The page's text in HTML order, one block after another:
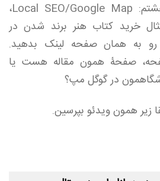
: در بخش هشتم: Local SEO/Google Map،
خرید کتاب هنر برند شدن در
رو به همان صفحه لینک بدهید.
صفحۀ همون مقاله هست یا
در گوگل مپ؟
زیر همون ویدئو بپرسین.